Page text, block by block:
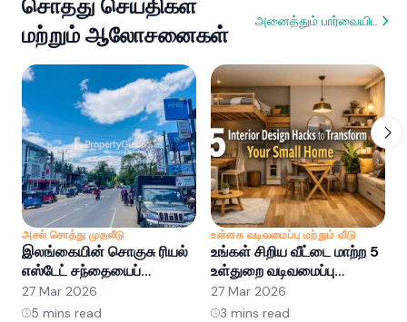
சொத்து செய்திகள்
மற்றும் ஆலோசனைகள்
அனைத்தும் பார்வையிட
அசல் சொத்து முதலீடு
இலங்கையின் சொகுசு ரியல்
எஸ்டேட் சந்தையைப்
புரிந்துகொள்வது: வாய்ப்புகள்
மற்றும் போக்குகள்
27 Mar 2026
5 mins read
உள்ளக வடிவமைப்பு மற்றும் வீடு
உங்கள் சிறிய வீட்டை மாற்ற 5
உள்துறை வடிவமைப்பு
ஹேக்குகள்
27 Mar 2026
3 mins read